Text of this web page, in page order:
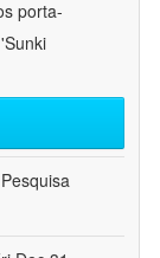
porta-